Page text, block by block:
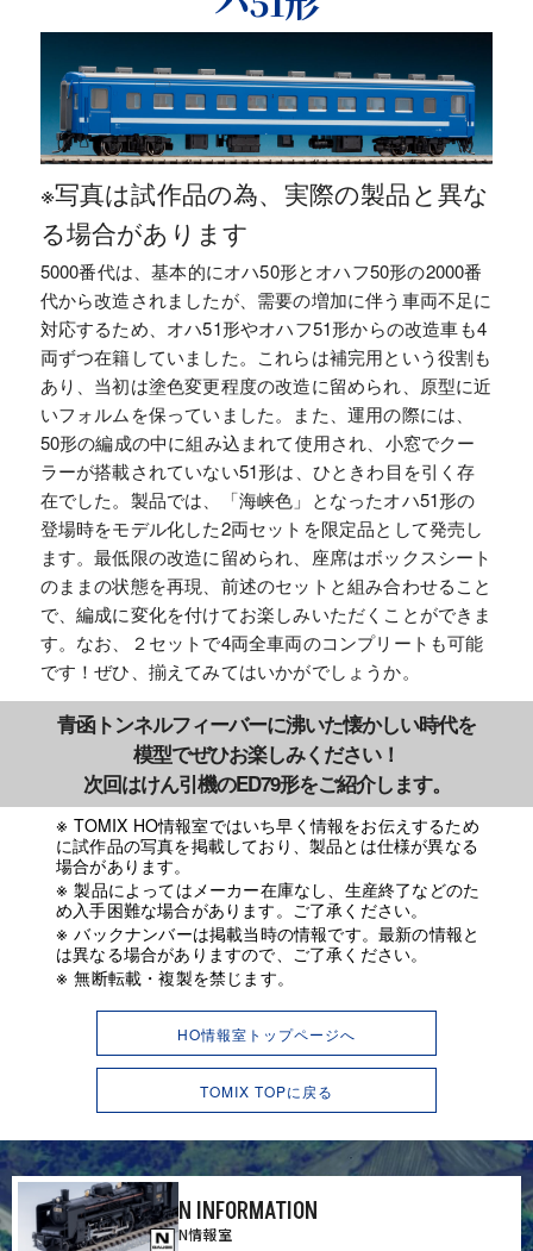
※写真は試作品の為、実際の製品と異な
る場合があります
5000番代は、基本的にオハ50形とオハフ50形の2000番
代から改造されましたが、需要の増加に伴う車両不足に
対応するため、オハ51形やオハフ51形からの改造車も4
両ずつ在籍していました。これらは補完用という役割も
あり、当初は塗色変更程度の改造に留められ、原型に近
いフォルムを保っていました。また、運用の際には、
50形の編成の中に組み込まれて使用され、小窓でクー
ラーが搭載されていない51形は、ひときわ目を引く存
在でした。製品では、「海峡色」となったオハ51形の
登場時をモデル化した2両セットを限定品として発売し
ます。最低限の改造に留められ、座席はボックスシート
のままの状態を再現、前述のセットと組み合わせること
で、編成に変化を付けてお楽しみいただくことができま
す。なお、２セットで4両全車両のコンプリートも可能
です！ぜひ、揃えてみてはいかがでしょうか。
青函トンネルフィーバーに沸いた懐かしい時代を
模型でぜひお楽しみください！
次回はけん引機のED79形をご紹介します。
TOMIX HO情報室ではいち早く情報をお伝えするため
に試作品の写真を掲載しており、製品とは仕様が異なる
場合があります。
製品によってはメーカー在庫なし、生産終了などのた
め入手困難な場合があります。ご了承ください。
バックナンバーは掲載当時の情報です。最新の情報と
は異なる場合がありますので、ご了承ください。
無断転載・複製を禁じます。
HO情報室トップページへ
TOMIX TOPに戻る
N INFORMATION
N情報室